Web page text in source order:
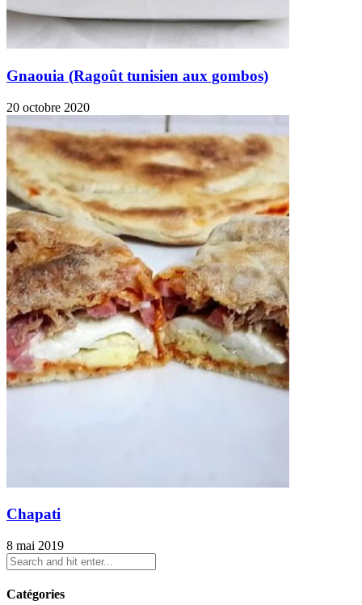
Gnaouia (Ragoût tunisien aux gombos)
20 octobre 2020
Chapati
8 mai 2019
Catégories